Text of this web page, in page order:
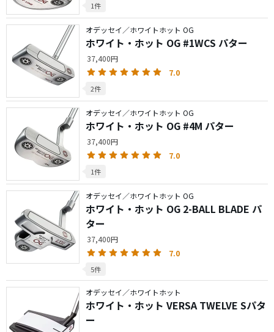
1件
オデッセイ／ホワイトホット OG
ホワイト・ホット OG #1WCS パター
37,400円
7.0
2件
オデッセイ／ホワイトホット OG
ホワイト・ホット OG #4M パター
37,400円
7.0
1件
オデッセイ／ホワイトホット OG
ホワイト・ホット OG 2-BALL BLADE パ
ター
37,400円
7.0
5件
オデッセイ／ホワイトホット
ホワイト・ホット VERSA TWELVE Sパタ
ー